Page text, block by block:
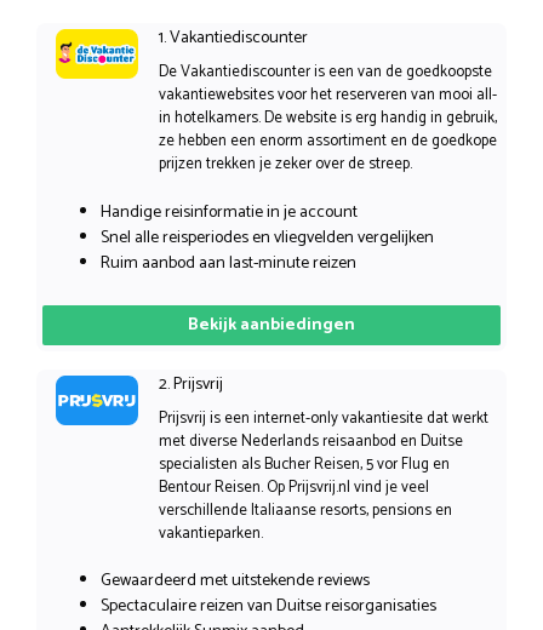
1. Vakantiediscounter
De Vakantiediscounter is een van de goedkoopste
vakantiewebsites voor het reserveren van mooi all-
in hotelkamers. De website is erg handig in gebruik,
ze hebben een enorm assortiment en de goedkope
prijzen trekken je zeker over de streep.
Handige reisinformatie in je account
Snel alle reisperiodes en vliegvelden vergelijken
Ruim aanbod aan last-minute reizen
Bekijk aanbiedingen
2. Prijsvrij
Prijsvrij is een internet-only vakantiesite dat werkt
met diverse Nederlands reisaanbod en Duitse
specialisten als Bucher Reisen, 5 vor Flug en
Bentour Reisen. Op Prijsvrij.nl vind je veel
verschillende Italiaanse resorts, pensions en
vakantieparken.
Gewaardeerd met uitstekende reviews
Spectaculaire reizen van Duitse reisorganisaties